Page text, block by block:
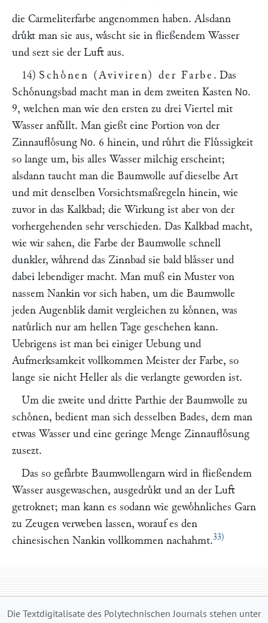
die Carmeliterfarbe angenommen haben. Alsdann
druͤkt man sie aus, waͤscht sie in fließendem Wasser
und sezt sie der Luft aus.
14) Schoͤnen (Aviviren) der Farbe . Das
Schoͤnungsbad macht man in dem zweiten Kasten No.
9, welchen man wie den ersten zu drei Viertel mit
Wasser anfuͤllt. Man gießt eine Portion von der
Zinnaufloͤsung No. 6 hinein, und ruͤhrt die Fluͤssigkeit
so lange um, bis alles Wasser milchig erscheint;
alsdann taucht man die Baumwolle auf dieselbe Art
und mit denselben Vorsichtsmaßregeln hinein, wie
zuvor in das Kalkbad; die Wirkung ist aber von der
vorhergehenden sehr verschieden. Das Kalkbad macht,
wie wir sahen, die Farbe der Baumwolle schnell
dunkler, waͤhrend das Zinnbad sie bald blaͤsser und
dabei lebendiger macht. Man muß ein Muster von
nassem Nankin vor sich haben, um die Baumwolle
jeden Augenblik damit vergleichen zu koͤnnen, was
natuͤrlich nur am hellen Tage geschehen kann.
Uebrigens ist man bei einiger Uebung und
Aufmerksamkeit vollkommen Meister der Farbe, so
lange sie nicht Heller als die verlangte geworden ist.
Um die zweite und dritte Parthie der Baumwolle zu
schoͤnen, bedient man sich desselben Bades, dem man
etwas Wasser und eine geringe Menge Zinnaufloͤsung
zusezt.
Das so gefaͤrbte Baumwollengarn wird in fließendem
Wasser ausgewaschen, ausgedruͤkt und an der Luft
getroknet; man kann es sodann wie gewoͤhnliches Garn
zu Zeugen verweben lassen, worauf es den
chinesischen Nankin vollkommen nachahmt.33)
Die Textdigitalisate des Polytechnischen Journals stehen unter